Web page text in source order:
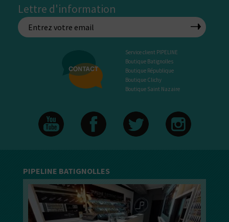
Lettre d'information
Service client PIPELINE
Boutique Batignolles
Boutique République
Boutique Clichy
Boutique Saint Nazaire
PIPELINE BATIGNOLLES